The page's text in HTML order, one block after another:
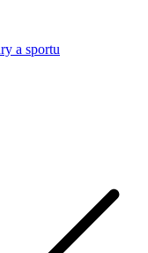
a sportu